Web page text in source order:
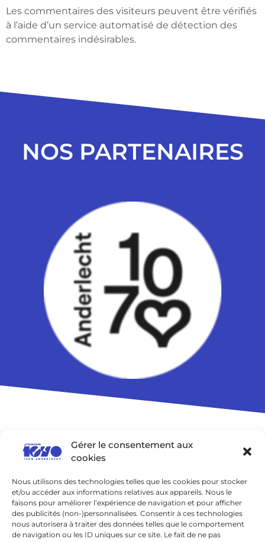
Gérer le consentement aux
cookies
Nous utilisons des technologies telles que les cookies pour stocker
et/ou accéder aux informations relatives aux appareils. Nous le
faisons pour améliorer l’expérience de navigation et pour afficher
des publicités (non-)personnalisées. Consentir à ces technologies
nous autorisera à traiter des données telles que le comportement
de navigation ou les ID uniques sur ce site. Le fait de ne pas
Les commentaires des visiteurs peuvent être vérifiés
à l’aide d’un service automatisé de détection des
commentaires indésirables.
NOS PARTENAIRES